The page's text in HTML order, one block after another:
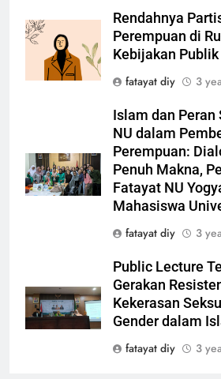
Rendahnya
Perempuan di
Kebijakan Publik
fatayat diy
3
Islam dan
NU dalam
Perempuan:
Penuh Makna,
Fatayat NU
Mahasiswa
fatayat diy
3
Public Lecture
Gerakan
Kekerasan
Gender dalam
fatayat diy
3